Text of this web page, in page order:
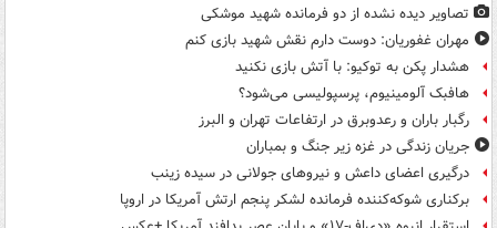
تصاویر دیده‌ نشده از دو فرمانده شهید موشکی
مهران غفوریان: دوست دارم نقش شهید بازی کنم
هشدار پکن به توکیو: با آتش بازی نکنید
هافبک آلومینیوم، پرسپولیسی می‌شود؟
رگبار باران و رعدوبرق در ارتفاعات تهران و البرز
جریان زندگی در غزه زیر جنگ و بمباران
درگیری اعضای داعش و نیروهای جولانی در سیده زینب
برکناری شوکه‌کننده فرمانده لشکر پنجم ارتش آمریکا در اروپا